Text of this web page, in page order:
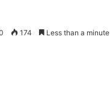
174 Less than a minute